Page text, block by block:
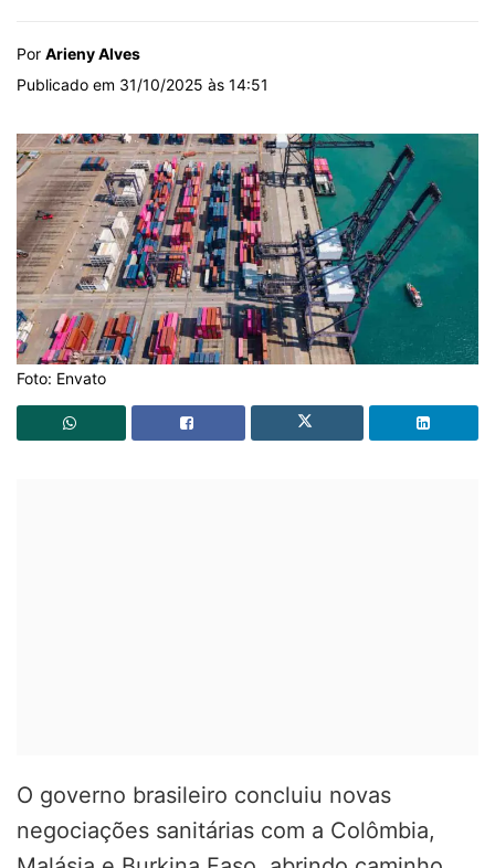
Por Arieny Alves
Publicado em 31/10/2025 às 14:51
Foto: Envato
O governo brasileiro concluiu novas
negociações sanitárias com a Colômbia,